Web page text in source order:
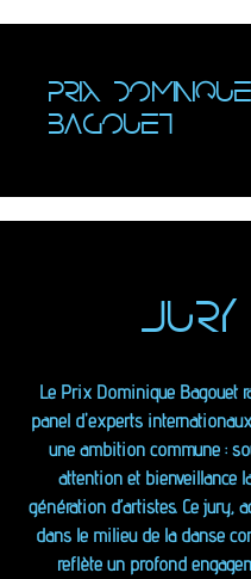
PRIX DOMINIQUE
BAGOUET
JURY
Le Prix Dominique Bagouet
panel d'experts
une ambition commune :
attention et bienveillance
génération d’artistes. Ce jury,
dans le milieu de la danse
reflète un profond